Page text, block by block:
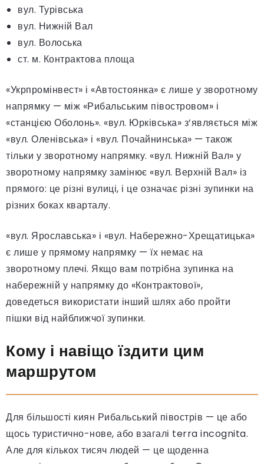
вул. Турівська
вул. Нижній Вал
вул. Волоська
ст. м. Контрактова площа
«Укрпромінвест» і «Автостоянка» є лише у зворотному
напрямку — між «Рибальським півостровом» і
«станцією Оболонь». «вул. Юрківська» з’являється між
«вул. Оленівська» і «вул. Почайнинська» — також
тільки у зворотному напрямку. «вул. Нижній Вал» у
зворотному напрямку замінює «вул. Верхній Вал» із
прямого: це різні вулиці, і це означає різні зупинки на
різних боках кварталу.
«вул. Ярославська» і «вул. Набережно-Хрещатицька»
є лише у прямому напрямку — їх немає на
зворотному плечі. Якщо вам потрібна зупинка на
набережній у напрямку до «Контрактової»,
доведеться використати інший шлях або пройти
пішки від найближчої зупинки.
Кому і навіщо їздити цим
маршрутом
Для більшості киян Рибальський півострів — це або
щось туристично-нове, або взагалі terra incognita.
Але для кількох тисяч людей — це щоденна